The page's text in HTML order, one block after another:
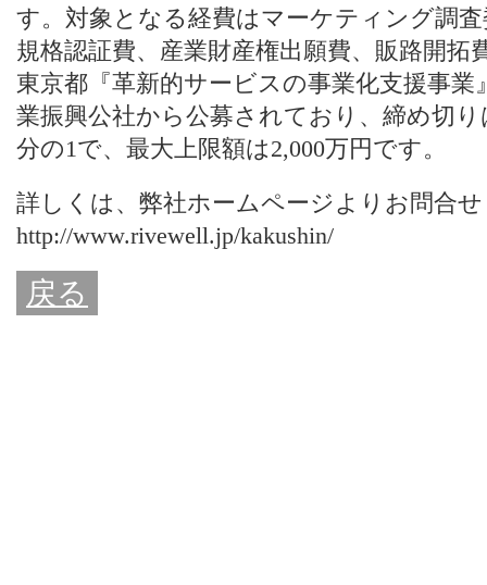
す。対象となる経費はマーケティング調
規格認証費、産業財産権出願費、販路開拓
東京都『革新的サービスの事業化支援事
業振興公社から公募されており、締め切
分の1で、最大上限額は2,000万円です。
詳しくは、弊社ホームページよりお問合
http://www.rivewell.jp/kakushin/
戻る